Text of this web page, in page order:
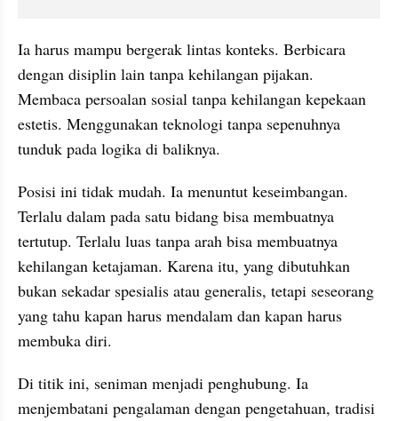
Ia harus mampu bergerak lintas konteks. Berbicara
dengan disiplin lain tanpa kehilangan pijakan.
Membaca persoalan sosial tanpa kehilangan kepekaan
estetis. Menggunakan teknologi tanpa sepenuhnya
tunduk pada logika di baliknya.
Posisi ini tidak mudah. Ia menuntut keseimbangan.
Terlalu dalam pada satu bidang bisa membuatnya
tertutup. Terlalu luas tanpa arah bisa membuatnya
kehilangan ketajaman. Karena itu, yang dibutuhkan
bukan sekadar spesialis atau generalis, tetapi seseorang
yang tahu kapan harus mendalam dan kapan harus
membuka diri.
Di titik ini, seniman menjadi penghubung. Ia
menjembatani pengalaman dengan pengetahuan, tradisi